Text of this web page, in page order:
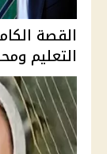
التعليم